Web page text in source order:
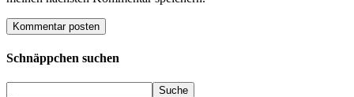
Schnäppchen suchen